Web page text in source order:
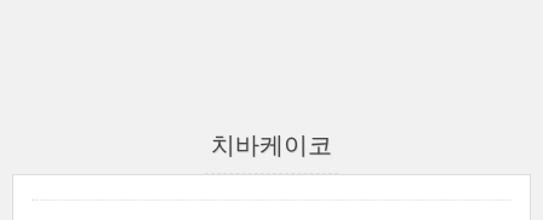
치바케이코